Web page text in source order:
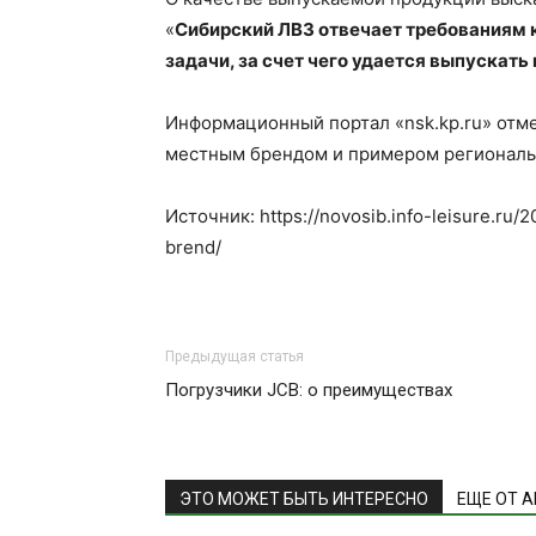
«Сибирский ЛВЗ отвечает требованиям
задачи, за счет чего удается
Информационный портал «nsk.kp.ru»
местным брендом и примером
Источник: https://novosib.info-leisure.ru/
brend/
Предыдущая статья
Погрузчики JCB: о преимуществах
ЭТО МОЖЕТ БЫТЬ ИНТЕРЕСНО ЕЩЕ ОТ